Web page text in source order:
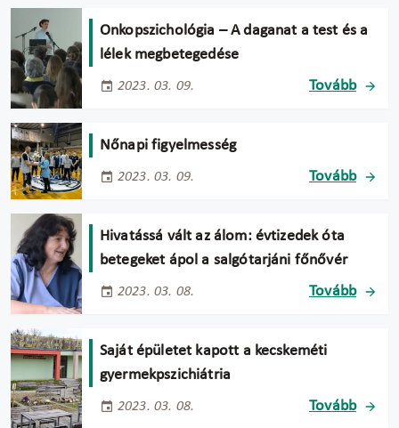
Onkopszichológia – A daganat a test és a
lélek megbetegedése
2023. 03. 09. Tovább
Nőnapi figyelmesség
2023. 03. 09. Tovább
Hivatássá vált az álom: évtizedek óta
betegeket ápol a salgótarjáni főnővér
2023. 03. 08. Tovább
Saját épületet kapott a kecskeméti
gyermekpszichiátria
2023. 03. 08. Tovább